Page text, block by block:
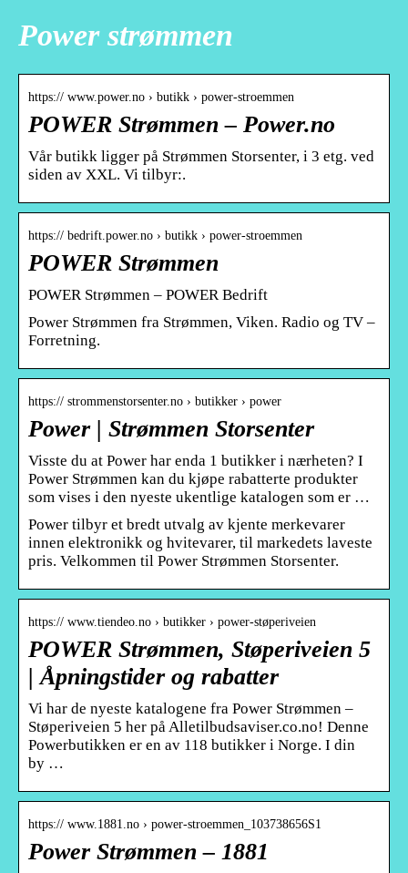
Power strømmen
https:// www.power.no › butikk › power-stroemmen
POWER Strømmen – Power.no
Vår butikk ligger på Strømmen Storsenter, i 3 etg. ved
siden av XXL. Vi tilbyr:.
https:// bedrift.power.no › butikk › power-stroemmen
POWER Strømmen
POWER Strømmen – POWER Bedrift
Power Strømmen fra Strømmen, Viken. Radio og TV –
Forretning.
https:// strommenstorsenter.no › butikker › power
Power | Strømmen Storsenter
Visste du at Power har enda 1 butikker i nærheten? I
Power Strømmen kan du kjøpe rabatterte produkter
som vises i den nyeste ukentlige katalogen som er …
Power tilbyr et bredt utvalg av kjente merkevarer
innen elektronikk og hvitevarer, til markedets laveste
pris. Velkommen til Power Strømmen Storsenter.
https:// www.tiendeo.no › butikker › power-støperiveien
POWER Strømmen, Støperiveien 5
| Åpningstider og rabatter
Vi har de nyeste katalogene fra Power Strømmen –
Støperiveien 5 her på Alletilbudsaviser.co.no! Denne
Powerbutikken er en av 118 butikker i Norge. I din
by …
https:// www.1881.no › power-stroemmen_103738656S1
Power Strømmen – 1881